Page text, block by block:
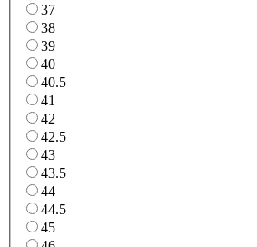
37
38
39
40
40.5
41
42
42.5
43
43.5
44
44.5
45